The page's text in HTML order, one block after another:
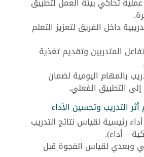
داخل الفريق لتعزيز التعلم
المتدربين وتقديم تغذية
بالمهام اليومية لضمان
إلى التطبيق الفعلي.
التدريب وتحسين الأداء
رئيسية لقياس نتائج التدريب
– أداء).
وبعدي لقياس الفجوة قبل